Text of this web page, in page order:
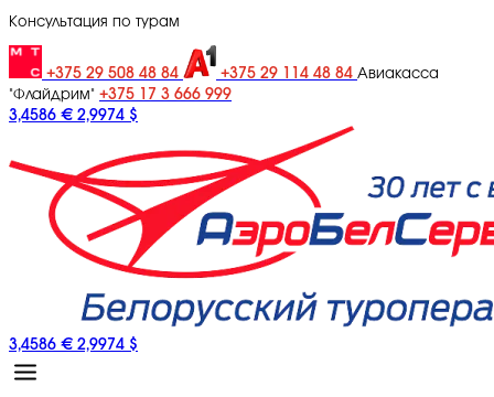
Консультация по турам
+375 29 508 48 84 +375 29 114 48 84 Авиакасса
"Флайдрим" +375 17 3 666 999
3,4586 € 2,9974 $
3,4586 € 2,9974 $